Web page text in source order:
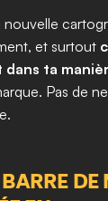
et surtout
dans ta
Pas de